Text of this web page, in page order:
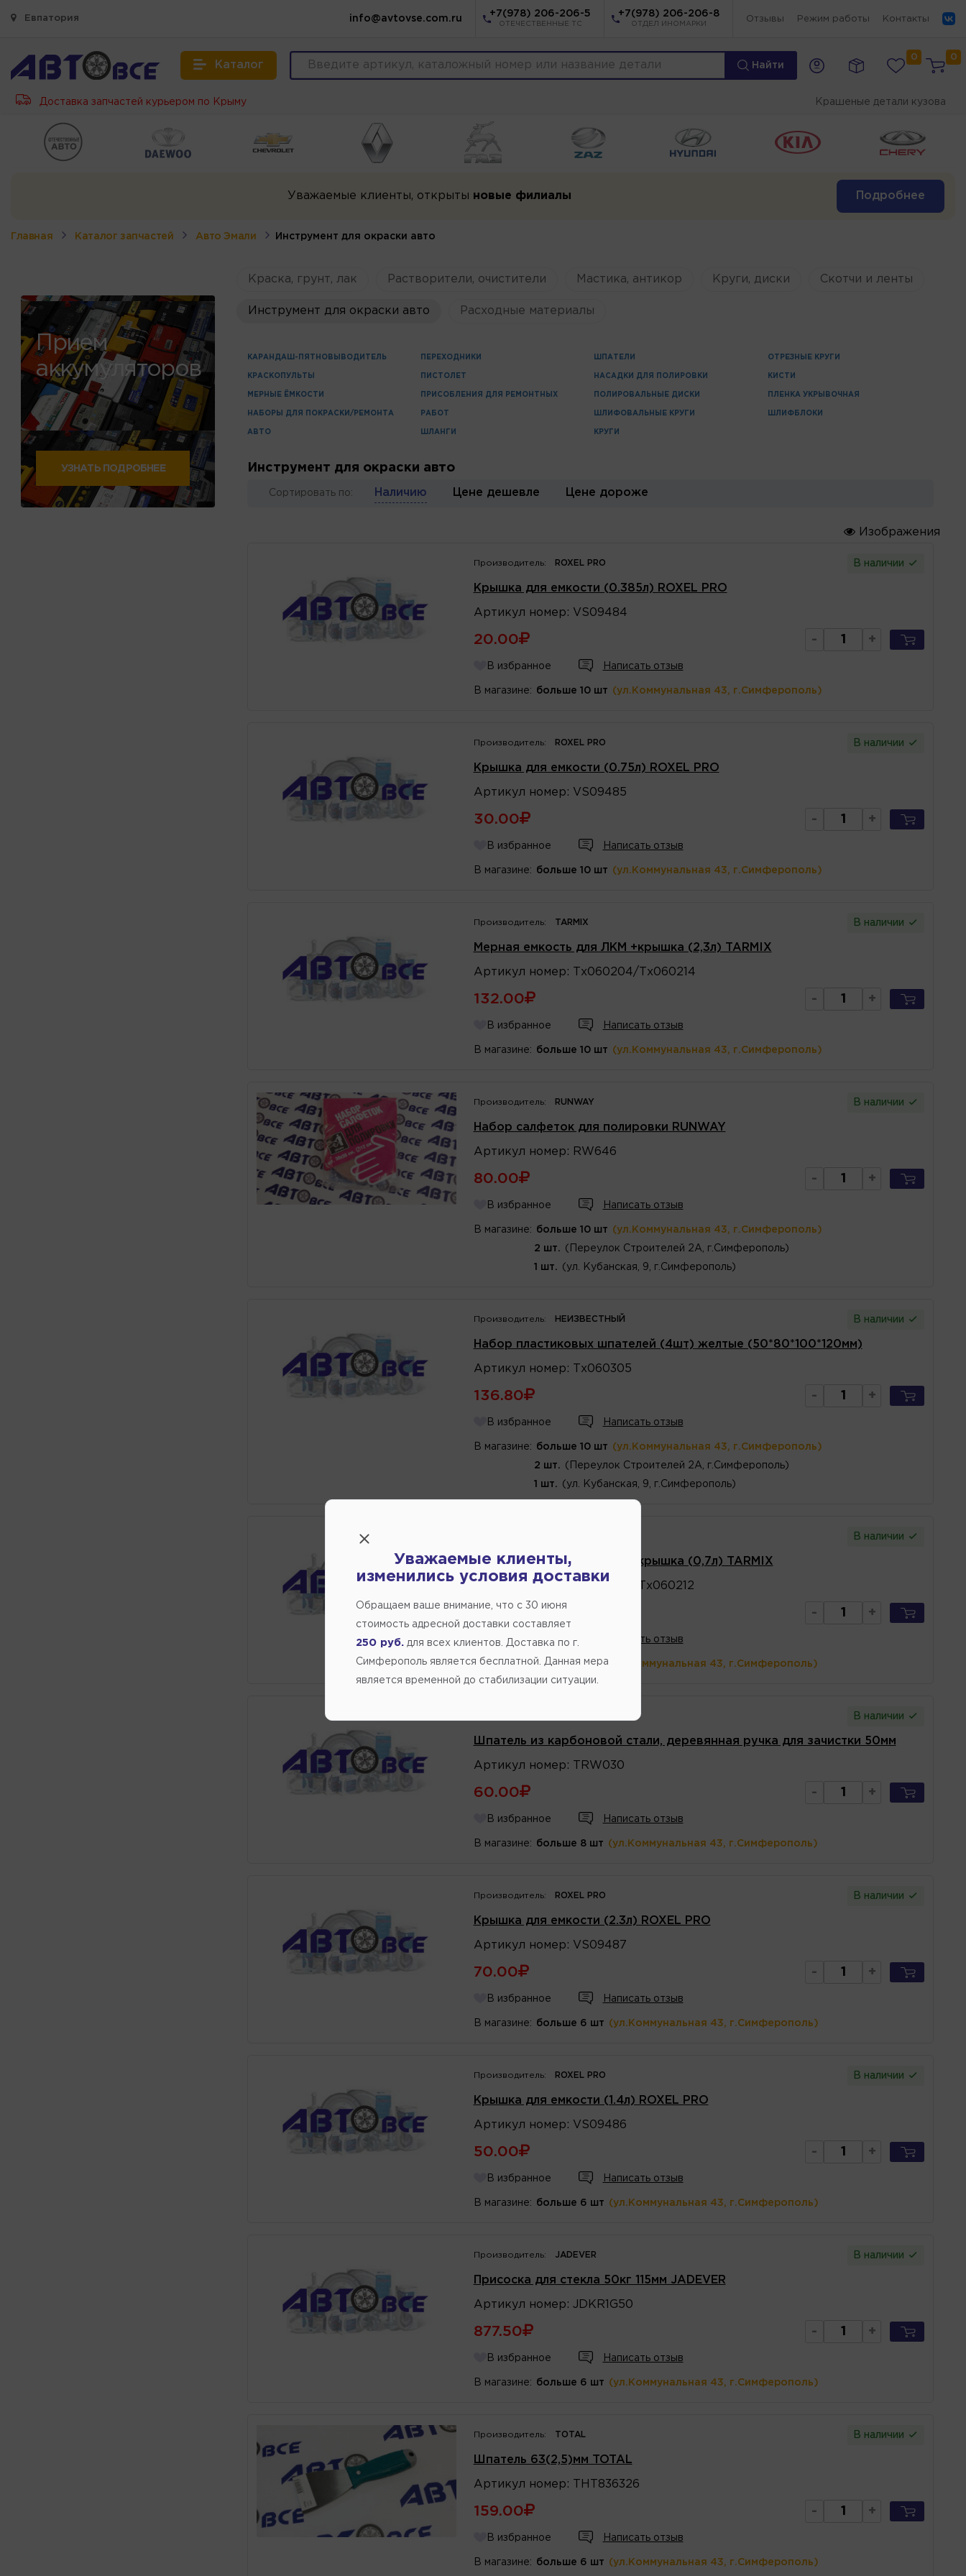
Евпатория info@avtovse.com.ru
+7(978) 206-206-5
ОТЕЧЕСТВЕННЫЕ ТС
+7(978) 206-206-8
ОТДЕЛ ИНОМАРКИ
Отзывы Режим работы Контакты
Каталог Найти
0 0
Доставка запчастей курьером по Крыму Крашеные детали кузова
Уважаемые клиенты, открыты новые филиалы Подробнее
Главная Каталог запчастей Авто Эмали Инструмент для окраски авто
Прием
аккумуляторов
УЗНАТЬ ПОДРОБНЕЕ
Краска, грунт, лак Растворители, очистители Мастика, антикор Круги, диски Скотчи и ленты
Инструмент для окраски авто Расходные материалы
КАРАНДАШ-ПЯТНОВЫВОДИТЕЛЬ
КРАСКОПУЛЬТЫ
МЕРНЫЕ ЁМКОСТИ
НАБОРЫ ДЛЯ ПОКРАСКИ/РЕМОНТА
АВТО
ПЕРЕХОДНИКИ
ПИСТОЛЕТ
ПРИСОБЛЕНИЯ ДЛЯ РЕМОНТНЫХ
РАБОТ
ШЛАНГИ
ШПАТЕЛИ
НАСАДКИ ДЛЯ ПОЛИРОВКИ
ПОЛИРОВАЛЬНЫЕ ДИСКИ
ШЛИФОВАЛЬНЫЕ КРУГИ
КРУГИ
ОТРЕЗНЫЕ КРУГИ
КИСТИ
ПЛЕНКА УКРЫВОЧНАЯ
ШЛИФБЛОКИ
Инструмент для окраски авто
Сортировать по: Наличию Цене дешевле Цене дороже
Изображения
Производитель: ROXEL PRO В наличии
Крышка для емкости (0.385л) ROXEL PRO
Артикул номер : VS09484
20.00 - +
В избранное Написать отзыв
В магазине: больше 10 шт (ул.Коммунальная 43, г.Симферополь)
Производитель: ROXEL PRO В наличии
Крышка для емкости (0.75л) ROXEL PRO
Артикул номер : VS09485
30.00 - +
В избранное Написать отзыв
В магазине: больше 10 шт (ул.Коммунальная 43, г.Симферополь)
Производитель: TARMIX В наличии
Мерная емкость для ЛКМ +крышка (2,3л) TARMIX
Артикул номер : Тх060204/Тх060214
132.00 - +
В избранное Написать отзыв
В магазине: больше 10 шт (ул.Коммунальная 43, г.Симферополь)
Производитель: RUNWAY В наличии
Набор салфеток для полировки RUNWAY
Артикул номер : RW646
80.00 - +
В избранное Написать отзыв
В магазине: больше 10 шт (ул.Коммунальная 43, г.Симферополь)
2 шт. (Переулок Строителей 2А, г.Симферополь)
1 шт. (ул. Кубанская, 9, г.Симферополь)
Производитель: НЕИЗВЕСТНЫЙ В наличии
Набор пластиковых шпателей (4шт) желтые (50*80*100*120мм)
Артикул номер : Тх060305
136.80 - +
В избранное Написать отзыв
В магазине: больше 10 шт (ул.Коммунальная 43, г.Симферополь)
2 шт. (Переулок Строителей 2А, г.Симферополь)
1 шт. (ул. Кубанская, 9, г.Симферополь)
В наличии
Мерная емкость для ЛКМ +крышка (0,7л) TARMIX
номер Тх060202/Тх060212
61.60 - +
В избранное Написать отзыв
В магазине: больше 8 шт (ул.Коммунальная 43, г.Симферополь)
В наличии
Шпатель из карбоновой стали, деревянная ручка для зачистки 50мм
Артикул номер : TRW030
60.00 - +
В избранное Написать отзыв
В магазине: больше 8 шт (ул.Коммунальная 43, г.Симферополь)
Производитель: ROXEL PRO В наличии
Крышка для емкости (2.3л) ROXEL PRO
Артикул номер : VS09487
70.00 - +
В избранное Написать отзыв
В магазине: больше 6 шт (ул.Коммунальная 43, г.Симферополь)
Производитель: ROXEL PRO В наличии
Крышка для емкости (1.4л) ROXEL PRO
Артикул номер : VS09486
50.00 - +
В избранное Написать отзыв
В магазине: больше 6 шт (ул.Коммунальная 43, г.Симферополь)
Производитель: JADEVER В наличии
Присоска для стекла 50кг 115мм JADEVER
Артикул номер : JDKR1G50
877.50 - +
В избранное Написать отзыв
В магазине: больше 6 шт (ул.Коммунальная 43, г.Симферополь)
Производитель: TOTAL В наличии
Шпатель 63(2,5)мм TOTAL
Артикул номер : THT836326
159.00 - +
В избранное Написать отзыв
В магазине: больше 6 шт (ул.Коммунальная 43, г.Симферополь)
Уважаемые клиенты,
изменились условия доставки
Обращаем ваше внимание, что c 30 июня
стоимость адресной доставки составляет
250 руб. для всех клиентов. Доставка по г.
Симферополь является бесплатной. Данная мера
является временной до стабилизации ситуации.